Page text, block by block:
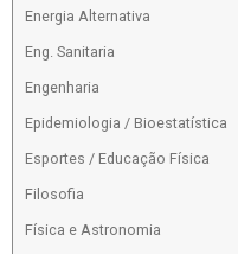
Energia Alternativa
Eng. Sanitaria
Engenharia
Epidemiologia / Bioestatística
Esportes / Educação Física
Filosofia
Física e Astronomia